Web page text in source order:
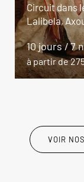
Circuit dans
Lalibela,
10 jours / 7
à partir de
VOIR